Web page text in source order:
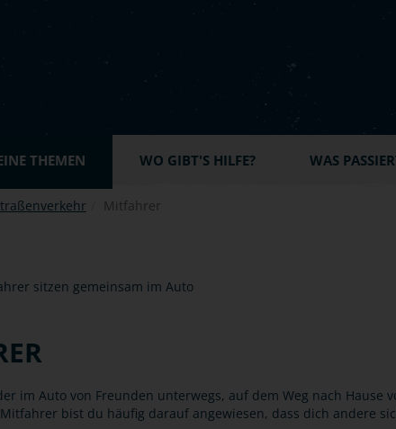
THEMEN WO GIBT'S HILFE? WAS
Mitfahrer
im Auto von Freunden unterwegs, auf dem Weg nach Hause
bist du häufig darauf angewiesen, dass dich andere